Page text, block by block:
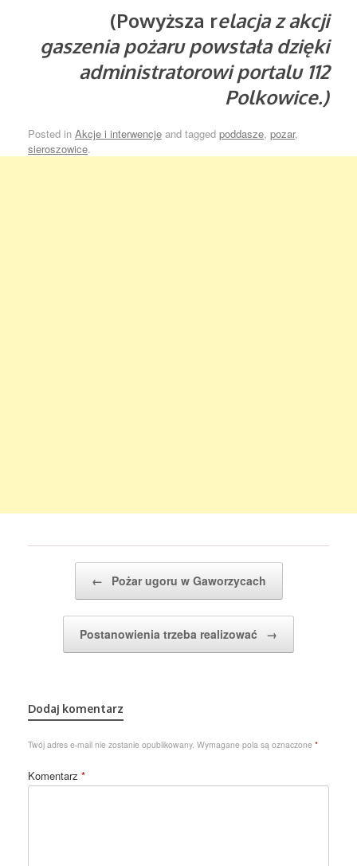
(Powyższa relacja z akcji
gaszenia pożaru powstała dzięki
administratorowi portalu 112
Polkowice.)
Posted in Akcje i interwencje and tagged poddasze, pozar,
sieroszowice.
← Pożar ugoru w Gaworzycach
Postanowienia trzeba realizować →
Dodaj komentarz
Twój adres e-mail nie zostanie opublikowany. Wymagane pola są oznaczone *
Komentarz *